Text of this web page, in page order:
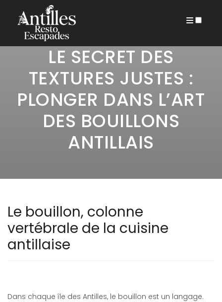
LE SECRET DES
TEXTURES JUSTES :
PLONGER DANS L’ART
DES BOUILLONS
ANTILLAIS
Le bouillon, colonne
vertébrale de la cuisine
antillaise
Dans chaque île des Antilles, le bouillon est un langage.